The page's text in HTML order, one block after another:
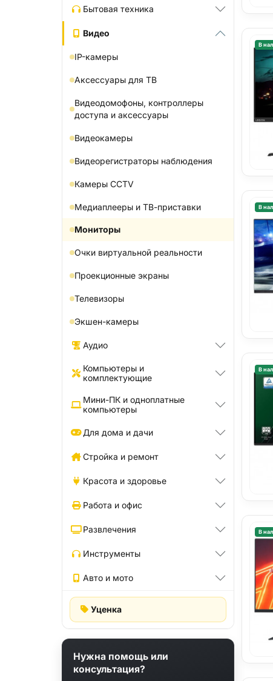
Бытовая техника
Видео
IP-камеры
Аксессуары для ТВ
Видеодомофоны, контроллеры
доступа и аксессуары
Видеокамеры
Видеорегистраторы наблюдения
Камеры CCTV
Медиаплееры и ТВ-приставки
Мониторы
Очки виртуальной реальности
Проекционные экраны
Телевизоры
Экшен-камеры
Аудио
Компьютеры и
комплектующие
Мини-ПК и одноплатные
компьютеры
Для дома и дачи
Стройка и ремонт
Красота и здоровье
Работа и офис
Развлечения
Инструменты
Авто и мото
Уценка
Нужна помощь или
консультация?
В
В
В
В